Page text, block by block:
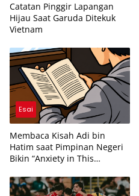
Catatan Pinggir Lapangan
Hijau Saat Garuda Ditekuk
Vietnam
Esai
Membaca Kisah Adi bin
Hatim saat Pimpinan Negeri
Bikin “Anxiety in This